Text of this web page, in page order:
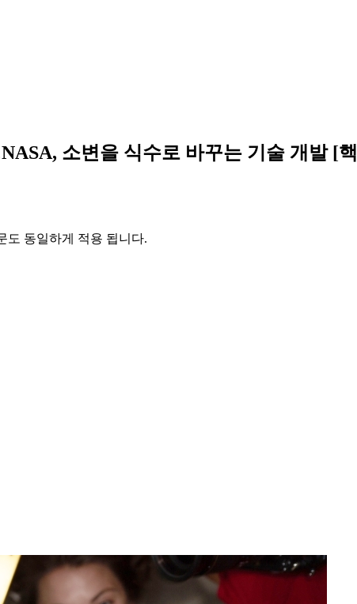
소변을 식수로 바꾸는 기술 개발 [
도 동일하게 적용 됩니다.